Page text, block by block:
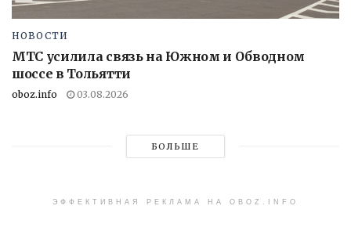
НОВОСТИ
МТС усилила связь на Южном и Обводном
шоссе в Тольятти
oboz.info 03.08.2026
БОЛЬШЕ
ЭФФЕКТИВНАЯ РЕКЛАМА НА OBOZ.INFO